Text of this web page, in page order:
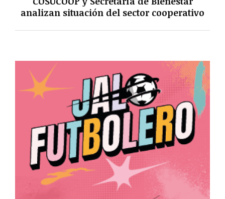
analizan situación del sector cooperativo